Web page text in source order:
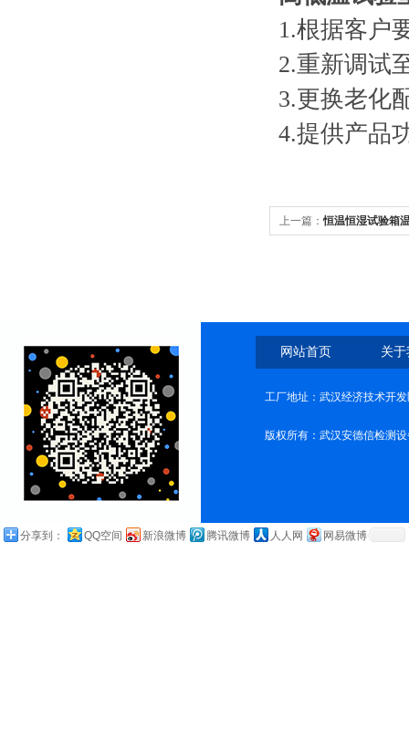
1.根据客户
2.重新调试
3.更换老化
4.提供产品
上一篇：恒温恒湿试验箱
网站首页 关
工厂地址：武汉经济技术开
版权所有：武汉安德信检测
分享到： QQ空间 新浪微博 腾讯微博 人人网 网易微博